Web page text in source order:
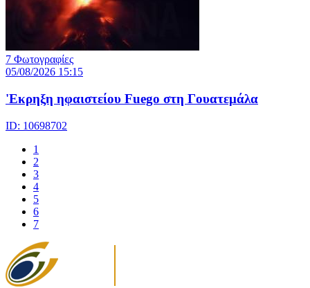
7 Φωτογραφίες
05/08/2026 15:15
'Εκρηξη ηφαιστείου Fuego στη Γουατεμάλα
ID: 10698702
1
2
3
4
5
6
7